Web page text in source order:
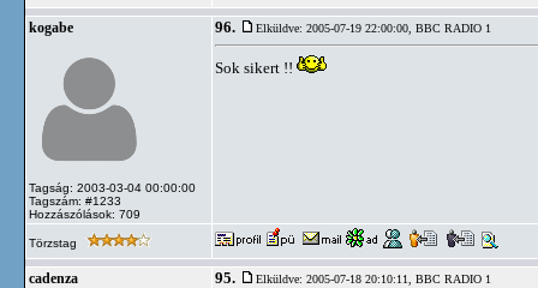
kogabe
Tagság: 2003-03-04 00:00:00
Tagszám: #1233
Hozzászólások: 709
96. Elküldve: 2005-07-19 22:00:00, BBC RADIO 1
Sok sikert !!
Törzstag
cadenza 95. Elküldve: 2005-07-18 20:10:11, BBC RADIO 1